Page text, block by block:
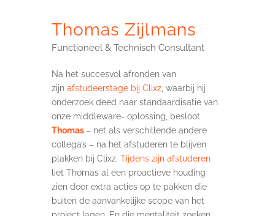
Thomas Zijlmans
Functioneel & Technisch Consultant
Na het succesvol afronden van
zijn afstudeerstage bij Clixz, waarbij hij
onderzoek deed naar standaardisatie van
onze middleware- oplossing, besloot
Thomas – net als verschillende andere
collega’s – na het afstuderen te blijven
plakken bij Clixz. Tijdens zijn afstuderen
liet Thomas al een proactieve houding
zien door extra acties op te pakken die
buiten de aanvankelijke scope van het